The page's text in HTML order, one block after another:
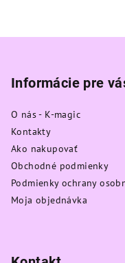
Informácie pre
O nás - K-magic
Kontakty
Ako nakupovať
Obchodné podmienky
Podmienky ochrany
Moja objednávka